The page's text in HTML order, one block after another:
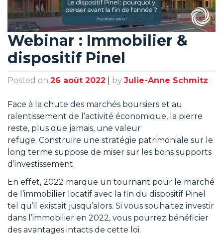
Webinar : Immobilier &
dispositif Pinel
Posted on 26 août 2022 by Julie-Anne Schmitz
Face à la chute des marchés boursiers et au
ralentissement de l’activité économique, la pierre
reste, plus que jamais, une valeur
refuge. Construire une stratégie patrimoniale sur le
long terme suppose de miser sur les bons supports
d’investissement.
En effet, 2022 marque un tournant pour le marché
de l’immobilier locatif avec la fin du dispositif Pinel
tel qu’il existait jusqu’alors. Si vous souhaitez investir
dans l’immobilier en 2022, vous pourrez bénéficier
des avantages intacts de cette loi.